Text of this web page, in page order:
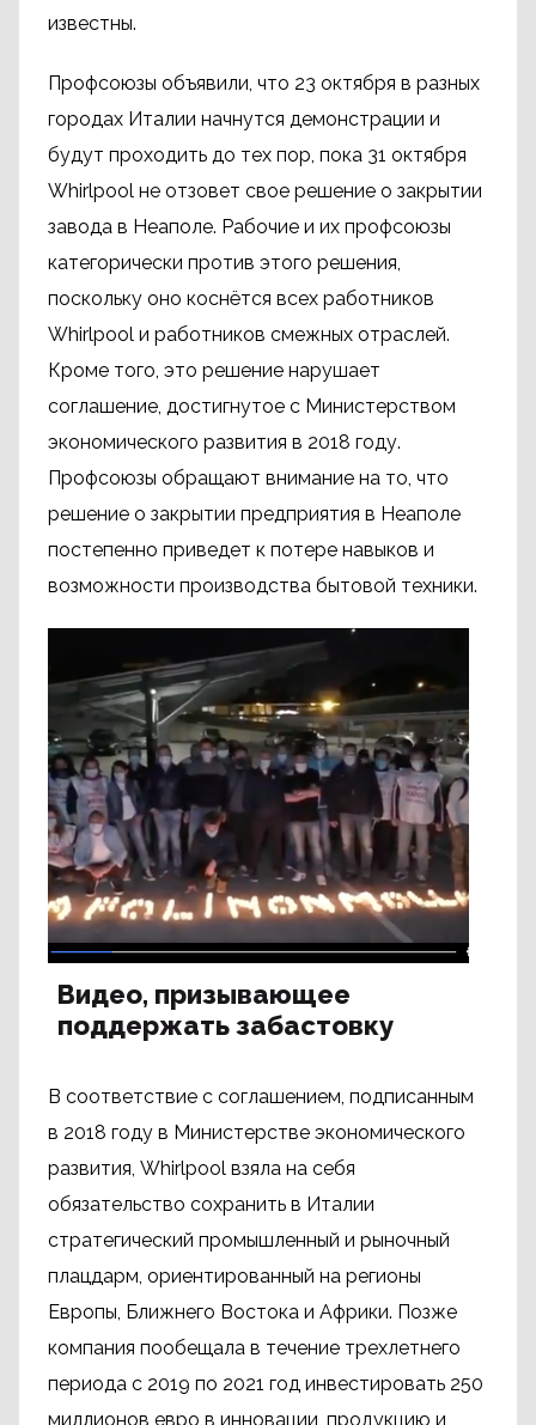
известны.
Профсоюзы объявили, что 23 октября в разных
городах Италии начнутся демонстрации и
будут проходить до тех пор, пока 31 октября
Whirlpool не отзовет свое решение о закрытии
завода в Неаполе. Рабочие и их профсоюзы
категорически против этого решения,
поскольку оно коснётся всех работников
Whirlpool и работников смежных отраслей.
Кроме того, это решение нарушает
соглашение, достигнутое с Министерством
экономического развития в 2018 году.
Профсоюзы обращают внимание на то, что
решение о закрытии предприятия в Неаполе
постепенно приведет к потере навыков и
возможности производства бытовой техники.
Видео, призывающее
поддержать забастовку
В соответствие с соглашением, подписанным
в 2018 году в Министерстве экономического
развития, Whirlpool взяла на себя
обязательство сохранить в Италии
стратегический промышленный и рыночный
плацдарм, ориентированный на регионы
Европы, Ближнего Востока и Африки. Позже
компания пообещала в течение трехлетнего
периода с 2019 по 2021 год инвестировать 250
миллионов евро в инновации, продукцию и